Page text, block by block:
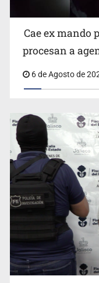
Critican
públicos
Cae ex mando
procesan a
6 de Agosto de